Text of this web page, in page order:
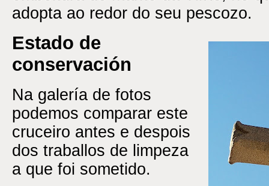
adopta ao redor do seu pescozo.
Estado de
conservación
Na galería de fotos
podemos comparar este
cruceiro antes e despois
dos traballos de limpeza
a que foi sometido.